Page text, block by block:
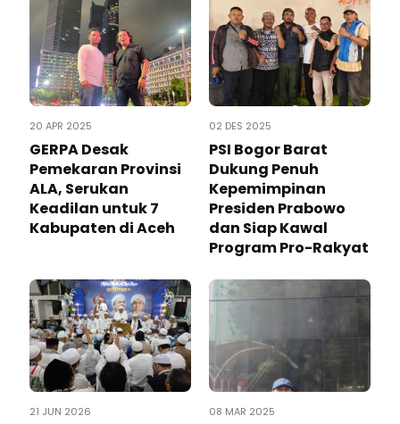
20 APR 2025
GERPA Desak
Pemekaran Provinsi
ALA, Serukan
Keadilan untuk 7
Kabupaten di Aceh
02 DES 2025
PSI Bogor Barat
Dukung Penuh
Kepemimpinan
Presiden Prabowo
dan Siap Kawal
Program Pro-Rakyat
21 JUN 2026 08 MAR 2025